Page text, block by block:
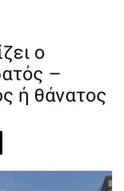
ο
–
ή θάνατος